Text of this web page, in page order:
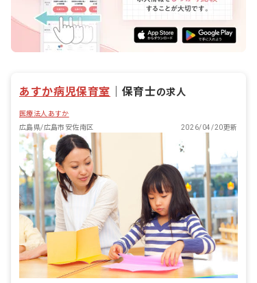
あすか病児保育室 保育士の求人
医療法人あすか
広島県/広島市安佐南区
2026/04/20更新